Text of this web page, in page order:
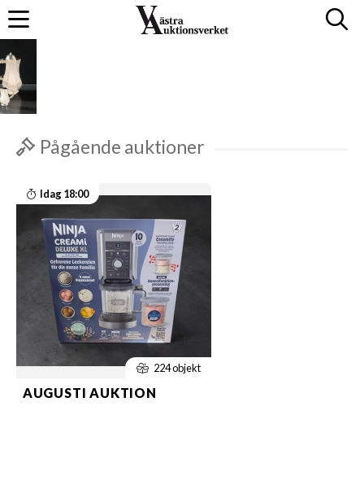
Pågående auktioner
Idag 18:00
224 objekt
AUGUSTI AUKTION